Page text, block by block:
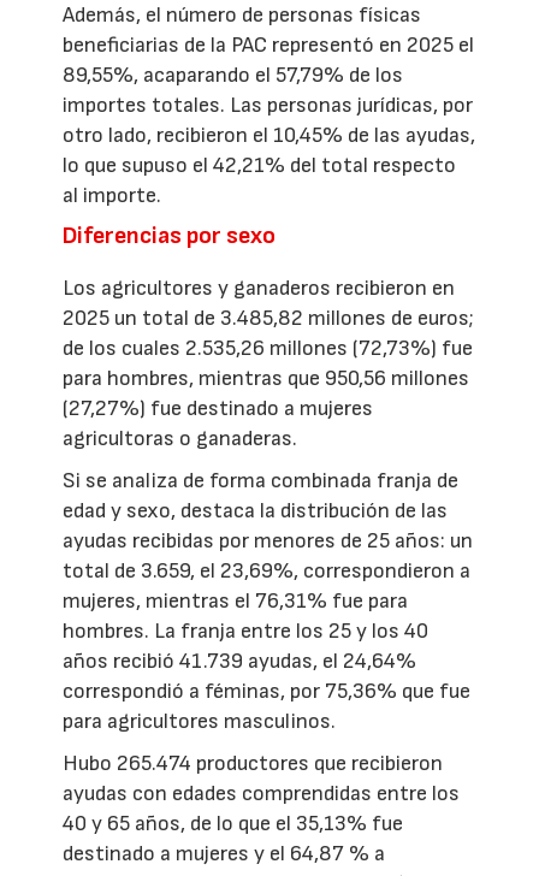
Además, el número de personas físicas
beneficiarias de la PAC representó en 2025 el
89,55%, acaparando el 57,79% de los
importes totales. Las personas jurídicas, por
otro lado, recibieron el 10,45% de las ayudas,
lo que supuso el 42,21% del total respecto
al importe.
Diferencias por sexo
Los agricultores y ganaderos recibieron en
2025 un total de 3.485,82 millones de euros;
de los cuales 2.535,26 millones (72,73%) fue
para hombres, mientras que 950,56 millones
(27,27%) fue destinado a mujeres
agricultoras o ganaderas.
Si se analiza de forma combinada franja de
edad y sexo, destaca la distribución de las
ayudas recibidas por menores de 25 años: un
total de 3.659, el 23,69%, correspondieron a
mujeres, mientras el 76,31% fue para
hombres. La franja entre los 25 y los 40
años recibió 41.739 ayudas, el 24,64%
correspondió a féminas, por 75,36% que fue
para agricultores masculinos.
Hubo 265.474 productores que recibieron
ayudas con edades comprendidas entre los
40 y 65 años, de lo que el 35,13% fue
destinado a mujeres y el 64,87 % a